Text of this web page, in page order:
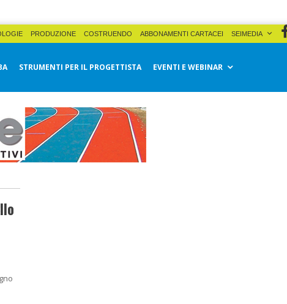
PRODUZIONE COSTRUENDO ABBONAMENTI CARTACEI SEIMEDIA
STRUMENTI PER IL PROGETTISTA EVENTI E WEBINAR